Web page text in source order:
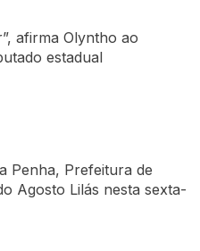
afirma Olyntho ao
estadual
Penha, Prefeitura de
Agosto Lilás nesta sexta-